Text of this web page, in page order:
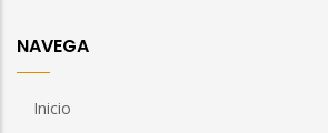
NAVEGA
Inicio